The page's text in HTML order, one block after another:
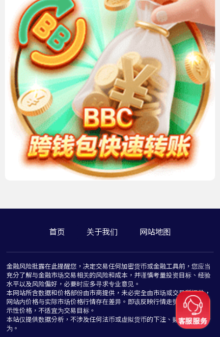
首页 关于我们 网站地图
金融风险批露在此提醒您，决定交易任何加密货币或金融工具前，您应当
充分了解与金融市场交易相关的风险和成本，并谨慎考量投资目标、经验
水平以及风险偏好，必要时应多寻求专业意见。
本网站所含数据和价格部份由市商提供，未必完全由市场或交易所提供，
网站内价格与实际市场价格行情存在差异。即该反映行情走势价格仅为指
示性价格，不适宜为交易目标。
本站仅提供数据分析，不涉及任何法币或虚拟货币的下注、赌博与推介行
为。